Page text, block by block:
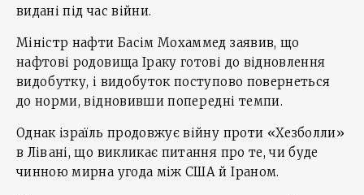
видані під час війни.
Міністр нафти Басім Мохаммед заявив, що
нафтові родовища Іраку готові до відновлення
видобутку, і видобуток поступово повернеться
до норми, відновивши попередні темпи.
Однак ізраїль продовжує війну проти «Хезболли»
в Лівані, що викликає питання про те, чи буде
чинною мирна угода між США й Іраном.